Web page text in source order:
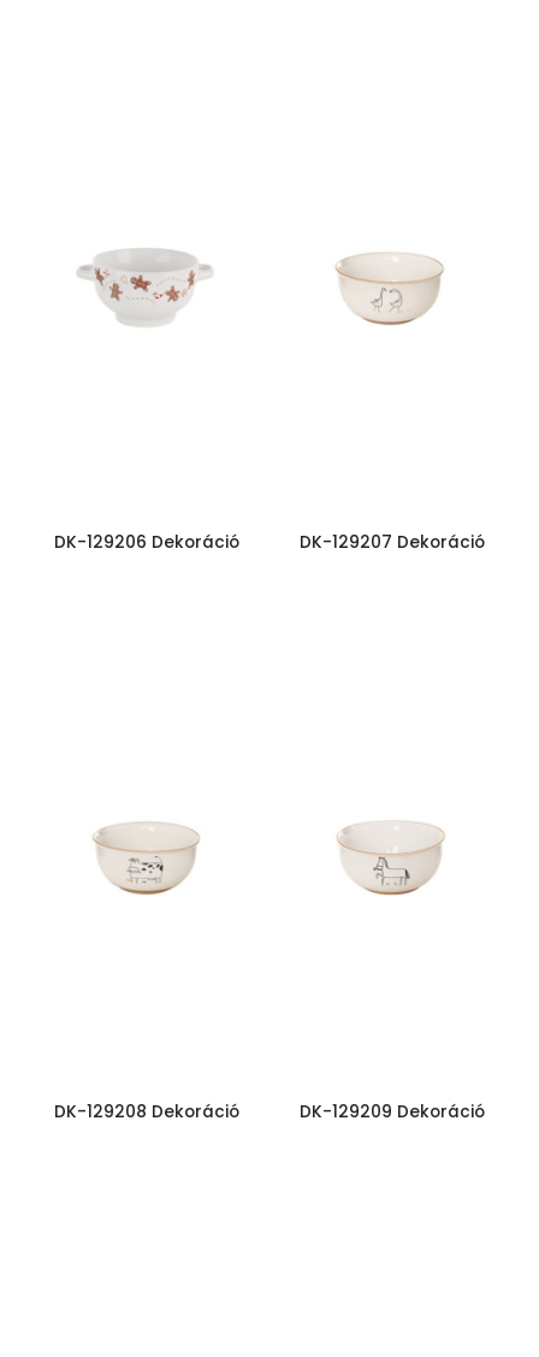
DK-129206 Dekoráció DK-129207 Dekoráció
DK-129208 Dekoráció DK-129209 Dekoráció